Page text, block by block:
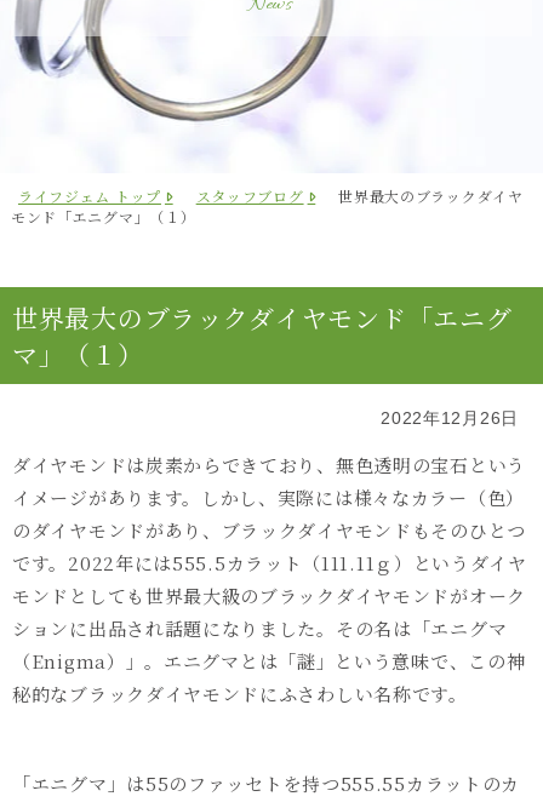
ライフジェム トップ スタッフブログ
世界最大のブラックダイヤ
モンド「エニグマ」（１）
世界最大のブラックダイヤモンド「エニグ
マ」（１）
2022年12月26日
ダイヤモンドは炭素からできており、無色透明の宝石という
イメージがあります。しかし、実際には様々なカラー（色）
のダイヤモンドがあり、ブラックダイヤモンドもそのひとつ
です。 2022年には555.5カラット（111.11 ｇ）というダイヤ
モンドとしても世界最大級のブラックダイヤモンドがオーク
ションに出品され話題になりました。その名は「エニグマ
（Enigma）」。エニグマとは「謎」という意味で、この神
秘的なブラックダイヤモンドにふさわしい名称です。
「エニグマ」は55のファッセトを持つ555.55カラットのカ